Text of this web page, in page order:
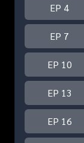
EP 4
EP 7
EP 10
EP 13
EP 16